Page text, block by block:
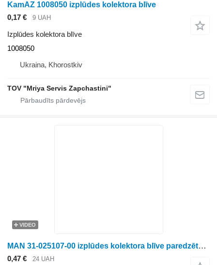
KamAZ 1008050 izplūdes kolektora blīve
0,17 €
9 UAH
Izplūdes kolektora blīve
1008050
Ukraina, Khorostkiv
TOV "Mriya Servis Zapchastini"
VIDEO
MAN 31-025107-00 izplūdes kolektora blīve paredzēts riteņtraktora
0,47 € 24 UAH